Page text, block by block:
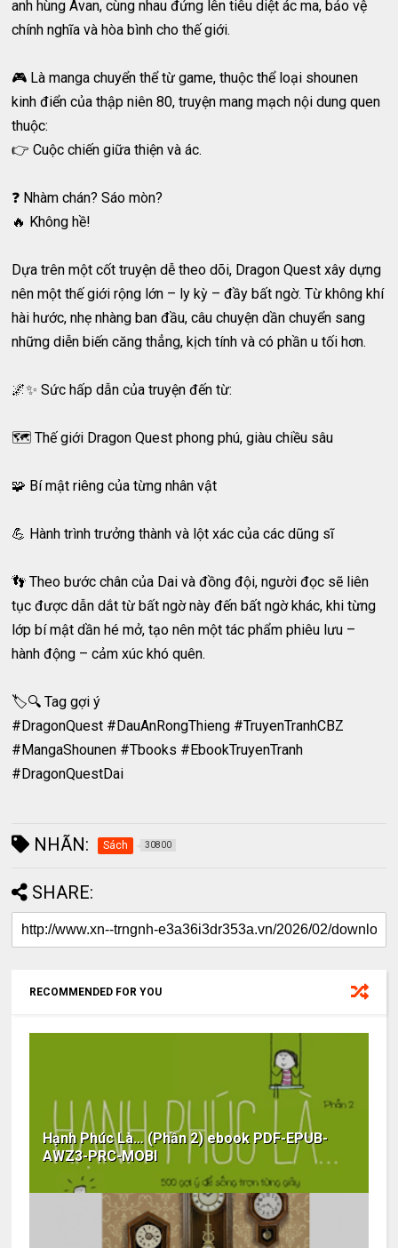
anh hùng Avan, cùng nhau đứng lên tiêu diệt ác ma, bảo vệ
chính nghĩa và hòa bình cho thế giới.
🎮 Là manga chuyển thể từ game, thuộc thể loại shounen
kinh điển của thập niên 80, truyện mang mạch nội dung quen
thuộc:
👉 Cuộc chiến giữa thiện và ác.
❓ Nhàm chán? Sáo mòn?
🔥 Không hề!
Dựa trên một cốt truyện dễ theo dõi, Dragon Quest xây dựng
nên một thế giới rộng lớn – ly kỳ – đầy bất ngờ. Từ không khí
hài hước, nhẹ nhàng ban đầu, câu chuyện dần chuyển sang
những diễn biến căng thẳng, kịch tính và có phần u tối hơn.
🌌✨ Sức hấp dẫn của truyện đến từ:
🗺️ Thế giới Dragon Quest phong phú, giàu chiều sâu
🧩 Bí mật riêng của từng nhân vật
💪 Hành trình trưởng thành và lột xác của các dũng sĩ
👣 Theo bước chân của Dai và đồng đội, người đọc sẽ liên
tục được dẫn dắt từ bất ngờ này đến bất ngờ khác, khi từng
lớp bí mật dần hé mở, tạo nên một tác phẩm phiêu lưu –
hành động – cảm xúc khó quên.
🏷️🔍 Tag gợi ý
#DragonQuest #DauAnRongThieng #TruyenTranhCBZ
#MangaShounen #Tbooks #EbookTruyenTranh
#DragonQuestDai
NHÃN: Sách 30800
SHARE:
RECOMMENDED FOR YOU
Hạnh Phúc Là… (Phần 2) ebook PDF-EPUB-
AWZ3-PRC-MOBI